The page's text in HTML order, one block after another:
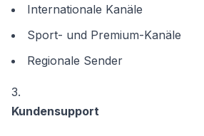
Internationale Kanäle
Sport- und Premium-Kanäle
Regionale Sender
Kundensupport